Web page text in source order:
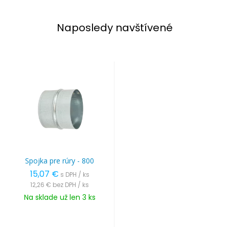
Naposledy navštívené
Spojka pre rúry - 800
15,07 € s DPH / ks
12,26 € bez DPH / ks
Na sklade už len 3 ks